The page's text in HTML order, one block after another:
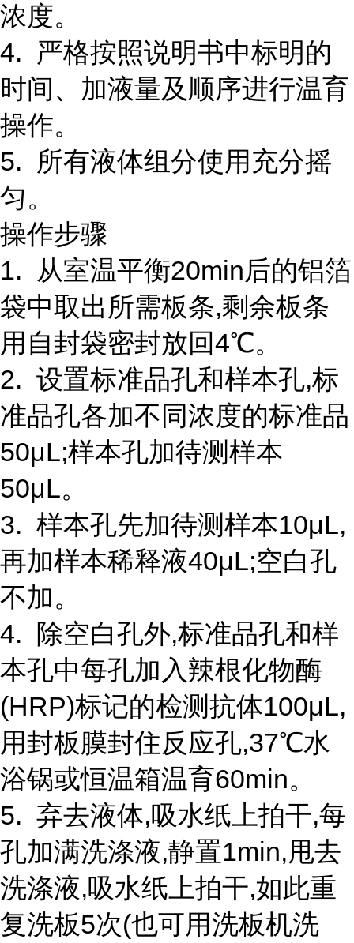
浓度。
4. 严格按照说明书中标明的
时间、加液量及顺序进行温育
操作。
5. 所有液体组分使用充分摇
匀。
操作步骤
1. 从室温平衡20min后的铝箔
袋中取出所需板条,剩余板条
用自封袋密封放回4℃。
2. 设置标准品孔和样本孔,标
准品孔各加不同浓度的标准品
50μL;样本孔加待测样本
50μL。
3. 样本孔先加待测样本10μL,
再加样本稀释液40μL;空白孔
不加。
4. 除空白孔外,标准品孔和样
本孔中每孔加入辣根化物酶
(HRP)标记的检测抗体100μL,
用封板膜封住反应孔,37℃水
浴锅或恒温箱温育60min。
5. 弃去液体,吸水纸上拍干,每
孔加满洗涤液,静置1min,甩去
洗涤液,吸水纸上拍干,如此重
复洗板5次(也可用洗板机洗